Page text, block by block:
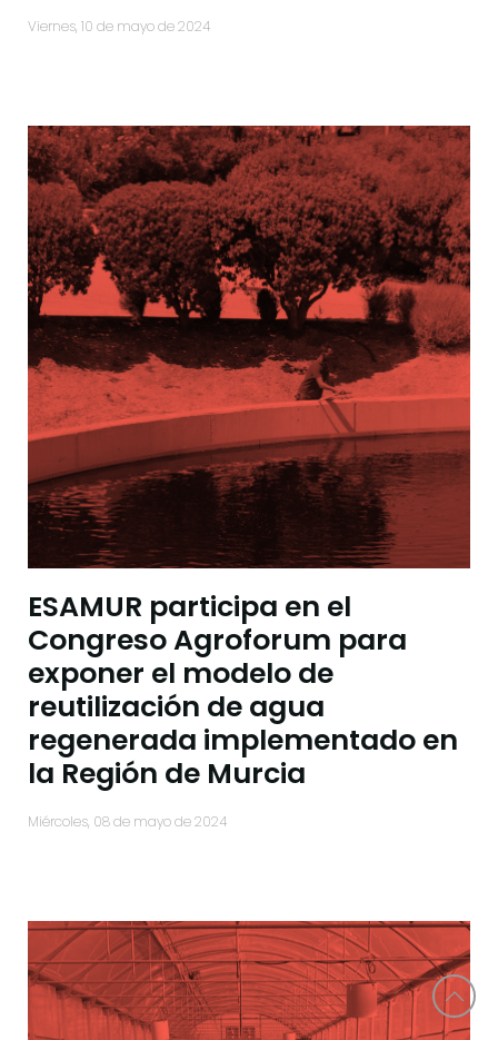
viernes, 10 de mayo de 2024
ESAMUR participa en el
Congreso Agroforum para
exponer el modelo de
reutilización de agua
regenerada implementado en
la Región de Murcia
miércoles, 08 de mayo de 2024